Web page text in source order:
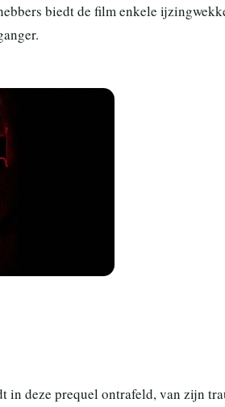
biedt de film enkele
deze prequel ontrafeld, van zijn